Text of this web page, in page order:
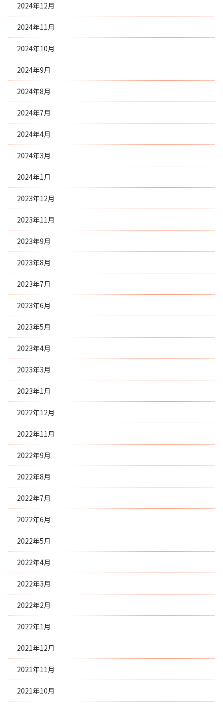
2024年12月
2024年11月
2024年10月
2024年9月
2024年8月
2024年7月
2024年4月
2024年3月
2024年1月
2023年12月
2023年11月
2023年9月
2023年8月
2023年7月
2023年6月
2023年5月
2023年4月
2023年3月
2023年1月
2022年12月
2022年11月
2022年9月
2022年8月
2022年7月
2022年6月
2022年5月
2022年4月
2022年3月
2022年2月
2022年1月
2021年12月
2021年11月
2021年10月